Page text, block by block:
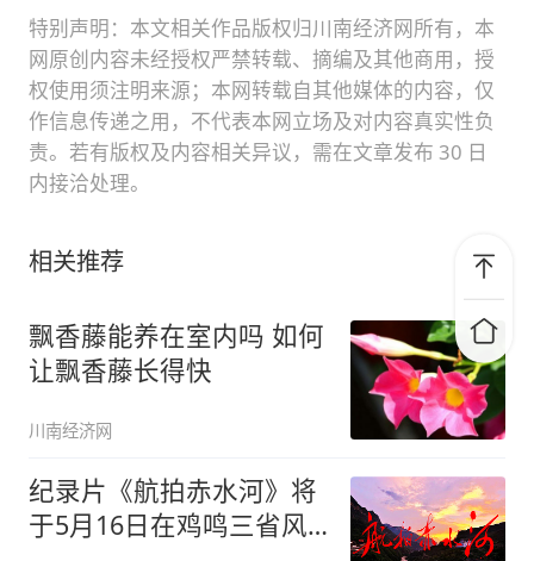
特别声明：本文相关作品版权归川南经济网所有，本
网原创内容未经授权严禁转载、摘编及其他商用，授
权使用须注明来源；本网转载自其他媒体的内容，仅
作信息传递之用，不代表本网立场及对内容真实性负
责。若有版权及内容相关异议，需在文章发布 30 日
内接洽处理。
相关推荐
飘香藤能养在室内吗 如何
让飘香藤长得快
川南经济网
纪录片《航拍赤水河》将
于5月16日在鸡鸣三省风